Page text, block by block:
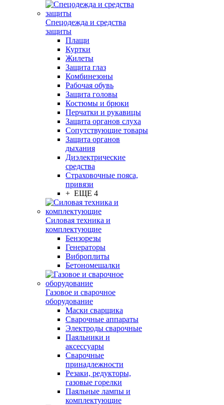
Спецодежда и средства
защиты
Плащи
Куртки
Жилеты
Защита глаз
Комбинезоны
Рабочая обувь
Защита головы
Костюмы и брюки
Перчатки и рукавицы
Защита органов слуха
Сопутствующие товары
Защита органов
дыхания
Диэлектрические
средства
Страховочные пояса,
привязи
+ ЕЩЕ 4
Силовая техника и
комплектующие
Бензорезы
Генераторы
Виброплиты
Бетономешалки
Газовое и сварочное
оборудование
Маски сварщика
Сварочные аппараты
Электроды сварочные
Паяльники и
аксессуары
Сварочные
принадлежности
Резаки, редукторы,
газовые горелки
Паяльные лампы и
комплектующие